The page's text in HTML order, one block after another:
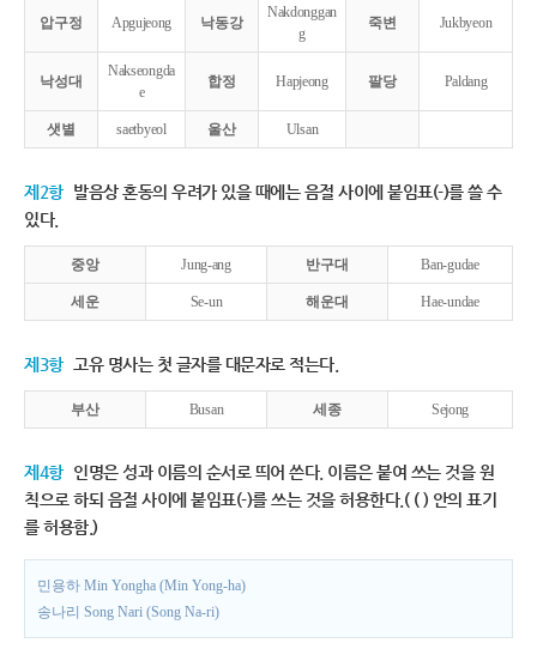
압구정 Apgujeong 낙동강
Nakdonggan
g
죽변 Jukbyeon
낙성대
Nakseongda
e
합정 Hapjeong 팔당 Paldang
샛별 saetbyeol 울산 Ulsan
제2항 발음상 혼동의 우려가 있을 때에는 음절 사이에 붙임표(-)를 쓸 수
있다.
중앙 Jung-ang 반구대 Ban-gudae
세운 Se-un 해운대 Hae-undae
제3항 고유 명사는 첫 글자를 대문자로 적는다.
부산 Busan 세종 Sejong
제4항 인명은 성과 이름의 순서로 띄어 쓴다. 이름은 붙여 쓰는 것을 원
칙으로 하되 음절 사이에 붙임표(-)를 쓰는 것을 허용한다.( ( ) 안의 표기
를 허용함.)
민용하 Min Yongha (Min Yong-ha)
송나리 Song Nari (Song Na-ri)